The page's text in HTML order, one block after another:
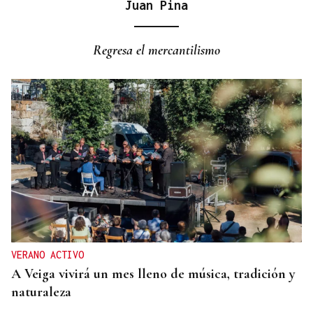
Juan Pina
Regresa el mercantilismo
VERANO ACTIVO
A Veiga vivirá un mes lleno de música, tradición y
naturaleza